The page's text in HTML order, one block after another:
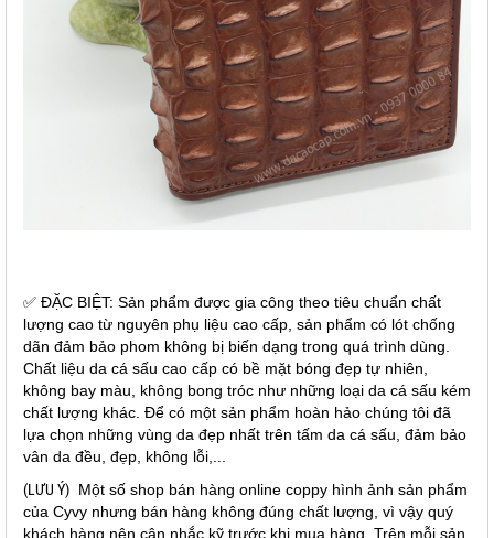
✅ ĐẶC BIỆT: Sản phẩm được gia công theo tiêu chuẩn chất
lượng cao từ nguyên phụ liệu cao cấp, sản phẩm có lót chống
dãn đảm bảo phom không bị biến dạng trong quá trình dùng.
Chất liệu da cá sấu cao cấp có bề mặt bóng đẹp tự nhiên,
không bay màu, không bong tróc như những loại da cá sấu kém
chất lượng khác. Để có một sản phẩm hoàn hảo chúng tôi đã
lựa chọn những vùng da đẹp nhất trên tấm da cá sấu, đảm bảo
vân da đều, đẹp, không lỗi,...
(LƯU Ý) Một số shop bán hàng online coppy hình ảnh sản phẩm
của Cyvy nhưng bán hàng không đúng chất lượng, vì vậy quý
khách hàng nên cân nhắc kỹ trước khi mua hàng. Trên mỗi sản